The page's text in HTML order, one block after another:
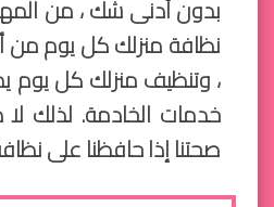
بدون أدنى شك ، من
نظافة منزلك كل يوم
، وتنظيف منزلك كل يوم
خدمات الخادمة. لذلك
صحتنا إذا حافظنا على